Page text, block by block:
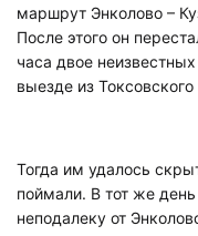
маршрут Энколово –
После этого он
часа двое
выезде из
Тогда им удалось
поймали. В тот же
неподалеку от